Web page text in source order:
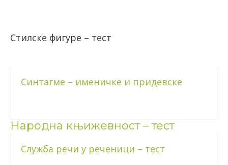
Стилске фигуре – тест
Синтагме – именичке и придевске
Народна књижевност – тест
Служба речи у реченици – тест